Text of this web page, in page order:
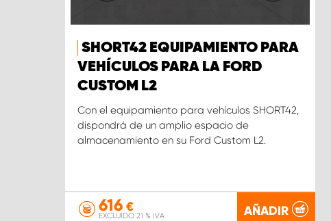
SHORT42 EQUIPAMIENTO PARA
VEHÍCULOS PARA LA FORD
CUSTOM L2
Con el equipamiento para vehículos SHORT42,
dispondrá de un amplio espacio de
almacenamiento en su Ford Custom L2.
616 €
EXCLUIDO 21 % IVA AÑADIR